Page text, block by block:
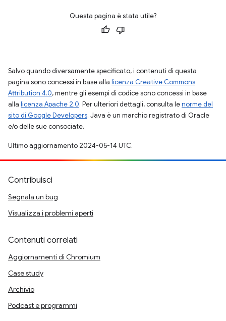
Questa pagina è stata utile?
Salvo quando diversamente specificato, i contenuti di questa
pagina sono concessi in base alla licenza Creative Commons
Attribution 4.0, mentre gli esempi di codice sono concessi in base
alla licenza Apache 2.0. Per ulteriori dettagli, consulta lenorme del
sito di Google Developers. Java è un marchio registrato di Oracle
e/o delle sue consociate.
Ultimo aggiornamento 2024-05-14 UTC.
Contribuisci
Segnala un bug
Visualizza i problemi aperti
Contenuti correlati
Aggiornamenti di Chromium
Case study
Archivio
Podcast e programmi